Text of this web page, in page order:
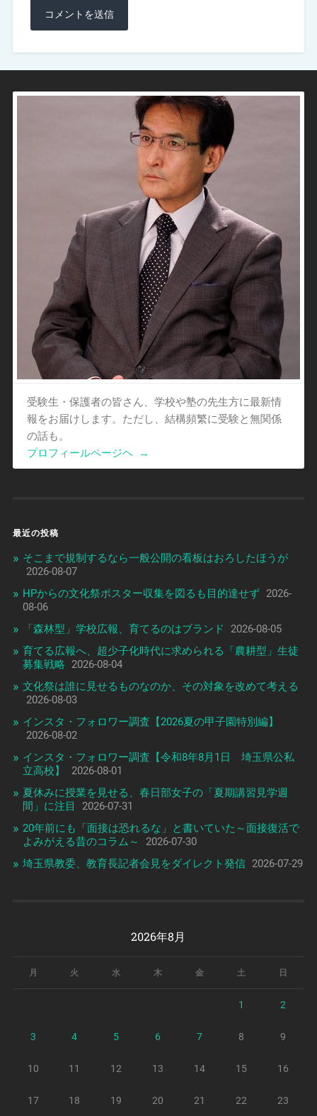
受験生・保護者の皆さん、学校や塾の先生方に最新情
報をお届けします。ただし、結構頻繁に受験と無関係
の話も。
プロフィールページヘ
→
最近の投稿
そこまで規制するなら一般公開の看板はおろしたほうが
2026-08-07
HPからの文化祭ポスター収集を図るも目的達せず 2026-
08-06
「森林型」学校広報、育てるのはブランド
2026-08-05
育てる広報へ、超少子化時代に求められる「農耕型」生徒
募集戦略
2026-08-04
文化祭は誰に見せるものなのか、その対象を改めて考える
2026-08-03
インスタ・フォロワー調査【2026夏の甲子園特別編】
2026-08-02
インスタ・フォロワー調査【令和8年8月1日 埼玉県公私
立高校】
2026-08-01
夏休みに授業を見せる、春日部女子の「夏期講習見学週
間」に注目
2026-07-31
20年前にも「面接は恐れるな」と書いていた～面接復活で
よみがえる昔のコラム～
2026-07-30
埼玉県教委、教育長記者会見をダイレクト発信 2026-07-29
2026年8月
月 火 水 木 金 土 日
1 2
3 4 5 6 7 8 9
10 11 12 13 14 15 16
17 18 19 20 21 22 23